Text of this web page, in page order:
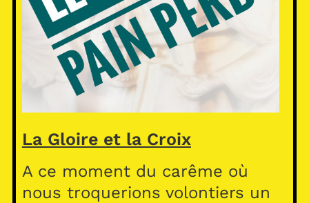
La Gloire et la Croix
A ce moment du carême où
nous troquerions volontiers un